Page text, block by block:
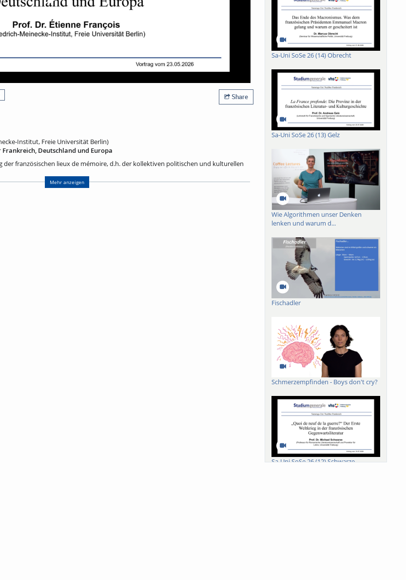
Share
Institut, Freie Universität Berlin)
Deutschland und Europa
der französischen lieux de mémoire, d.h. der kollektiven politischen und kulturellen
und Herausgeber hat er zusammen mit 121 Mitautoren von 1984 bis 1992 sieben
sofort einen großen Erfolg hatten und Pierre Nora im Jahr 2001 die Mitgliedschaft in
Mehr anzeigen
Sa-Uni SoSe 26 (14) Obrecht
Sa-Uni SoSe 26 (13) Gelz
Wie Algorithmen unser Denken
lenken und warum d...
Fischadler
Schmerzempfinden - Boys don't cry?
Sa-Uni SoSe 26 (12) Schwarze